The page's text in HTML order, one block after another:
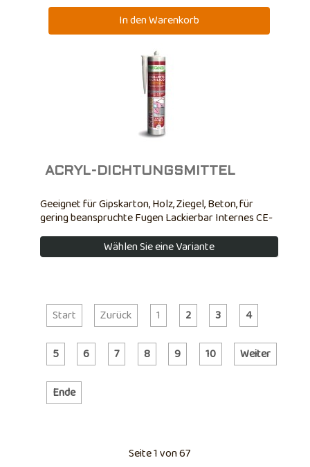
ACRYL-DICHTUNGSMITTEL
Geeignet für Gipskarton, Holz, Ziegel, Beton, für
gering beanspruchte Fugen Lackierbar Internes CE-
Zertifikat
Wählen Sie eine Variante
Start Zurück 1 2 3 4
5 6 7 8 9 10 Weiter
Ende
Seite 1 von 67